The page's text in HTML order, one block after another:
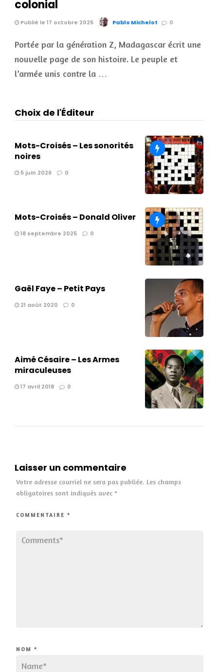
colonial
Publié le 17 octobre 2025 Pablo Michelot 0
Portée par la génération Z, Madagascar écrit une
nouvelle page de son histoire. Le peuple et
l’armée unis contre la …
Choix de l'Éditeur
Mots-Croisés – Les sonorités
noires
5 juin 2026 0
Mots-Croisés – Donald Oliver
18 septembre 2025 0
Gaël Faye – Petit Pays
21 août 2020 0
Aimé Césaire – Les Armes
miraculeuses
17 avril 2018 0
Laisser un commentaire
Votre adresse courriel ne sera pas publiée. Les champs
obligatoires sont indiqués avec *
COMMENTAIRE *
NOM *